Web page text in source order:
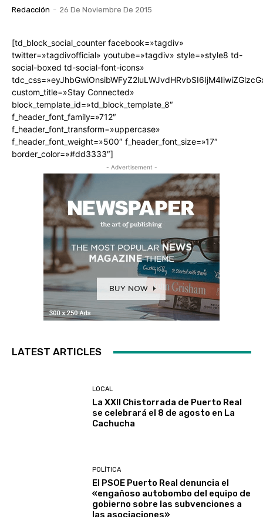
Redacción - 26 De Noviembre De 2015
[td_block_social_counter facebook=»tagdiv»
twitter=»tagdivofficial» youtube=»tagdiv» style=»style8 td-
social-boxed td-social-font-icons»
custom_title=»Stay Connected»
block_template_id=»td_block_template_8″
f_header_font_family=»712″
f_header_font_transform=»uppercase»
f_header_font_weight=»500″ f_header_font_size=»17″
border_color=»#dd3333″]
- Advertisement -
LATEST ARTICLES
LOCAL
La XXII Chistorrada de Puerto Real
se celebrará el 8 de agosto en La
Cachucha
POLÍTICA
El PSOE Puerto Real denuncia el
«engañoso autobombo del equipo de
gobierno sobre las subvenciones a